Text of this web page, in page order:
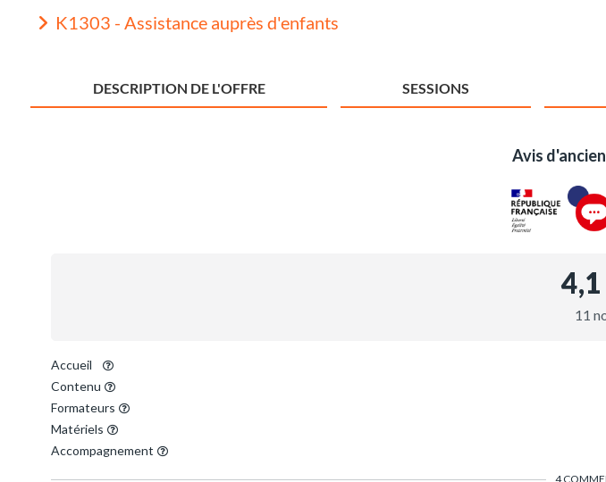
K1303 - Assistance auprès d'enfants
DESCRIPTION DE L'OFFRE SESSIONS